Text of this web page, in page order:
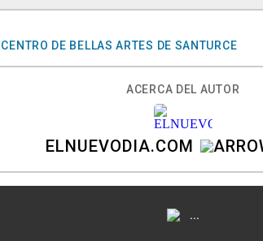
CENTRO DE BELLAS ARTES DE SANTURCE
ACERCA DEL AUTOR
ELNUEVODIA.COM
...